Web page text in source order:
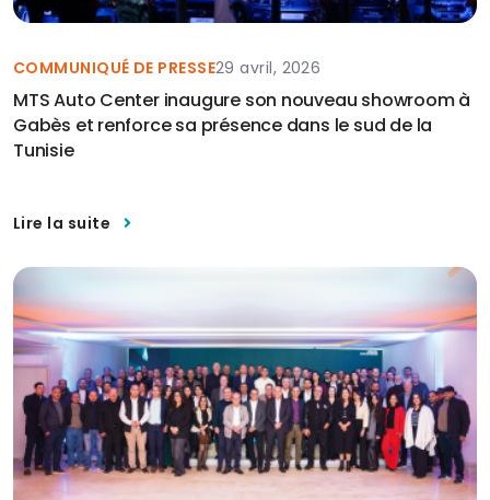
COMMUNIQUÉ DE PRESSE29 avril, 2026
MTS Auto Center inaugure son nouveau showroom à
Gabès et renforce sa présence dans le sud de la
Tunisie
Lire la suite